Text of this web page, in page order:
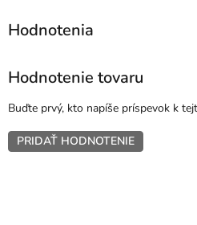
Hodnotenie tovaru
Buďte prvý, kto napíše príspevok k
PRIDAŤ HODNOTENIE